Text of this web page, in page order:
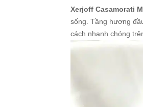
Xerjoff Casamorati
sống. Tầng hương
cách nhanh chóng